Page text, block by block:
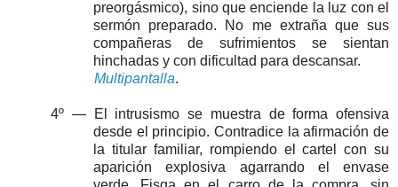
preorgásmico), sino que enciende la luz con el
sermón preparado. No me extraña que sus
compañeras de sufrimientos se sientan
hinchadas y con dificultad para descansar.
Multipantalla.
4º — El intrusismo se muestra de forma ofensiva
desde el principio. Contradice la afirmación de
la titular familiar, rompiendo el cartel con su
aparición explosiva agarrando el envase